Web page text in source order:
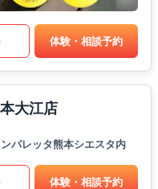
体験・相談予約
大江店
パレッタ熊本シエスタ内
体験・相談予約